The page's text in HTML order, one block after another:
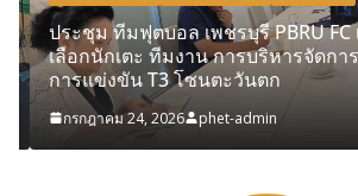
ประชุม ทีมฟุตบอล เพชรบุรี PBRU FC
เลือกนักเตะ ทีมงาน การบริหารจัดการ
การแข่งขัน T3 โซนตะวันตก
กรกฎาคม 24, 2026 phet-admin